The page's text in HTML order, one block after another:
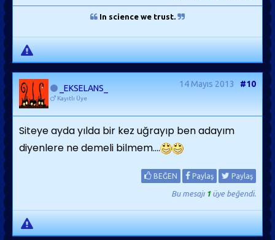
In science we trust.
_EKSELANS_
Kayıtlı Üye
14 Mayıs 2013 #10
Siteye ayda yılda bir kez uğrayıp ben adayım
diyenlere ne demeli bilmem....
BEĞEN Paylaş Paylaş
Bu mesajı 1üye beğendi.